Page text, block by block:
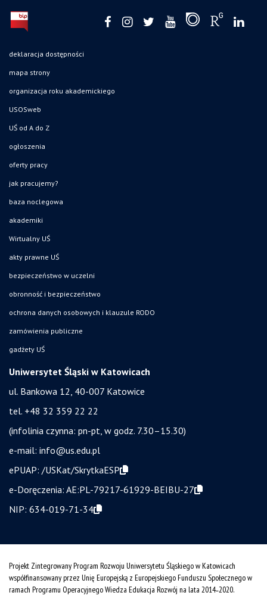
deklaracja dostępności
mapa strony
organizacja roku akademickiego
USOSweb
UŚ od A do Z
ogłoszenia
oferty pracy
jak pracujemy?
baza noclegowa
akademiki
Wirtualny UŚ
akty prawne UŚ
bezpieczeństwo w uczelni
obronność i bezpieczeństwo
ochrona danych osobowych i klauzule RODO
zamówienia publiczne
gadżety UŚ
Uniwersytet Śląski w Katowicach
ul. Bankowa 12, 40-007 Katowice
tel. +48 32 359 22 22
(infolinia czynna: pn-pt, w godz. 7.30–15.30)
e-mail: info@us.edu.pl
ePUAP: /USKat/SkrytkaESP
e-Doręczenia: AE:PL-79217-61929-BEIBU-27
NIP: 634-019-71-34
Projekt Zintegrowany Program Rozwoju Uniwersytetu Śląskiego w Katowicach
współfinansowany przez Unię Europejską z Europejskiego Funduszu Społecznego w
ramach Programu Operacyjnego Wiedza Edukacja Rozwój na lata 2014˗2020.